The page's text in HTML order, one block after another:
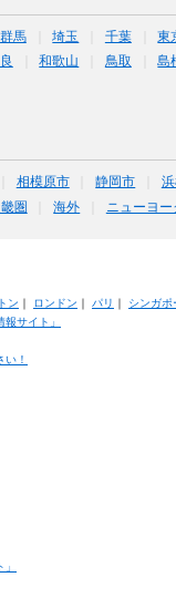
群馬 埼玉 千葉 東
和歌山 鳥取 島
相模原市 静岡市
圏 海外 ニューヨー
ン ｜ ロンドン ｜ パリ ｜ シンガポ
サイト」
！